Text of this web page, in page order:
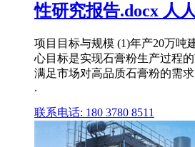
性研究报告.docx 人
项目目标与规模 (1)年产20万吨
心目标是实现石膏粉生产过程
满足市场对高品质石膏粉的需
.
联系电话: 180 3780 8511